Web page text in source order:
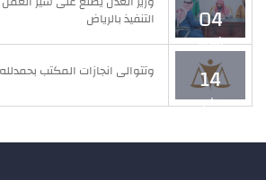
04
فبراير
التنفيذ بالرياض
14
مايو
وتتوالى انجازات المكتب